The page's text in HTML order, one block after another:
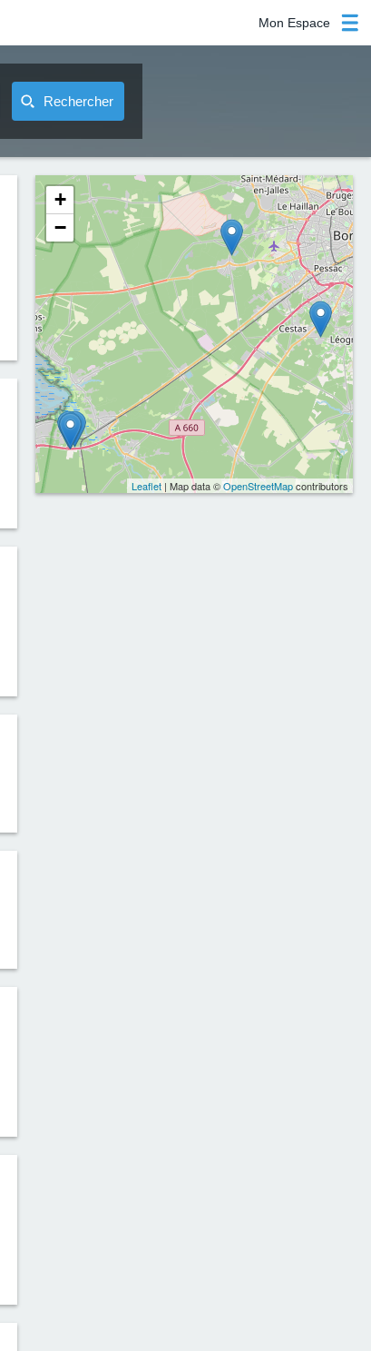
Mon Espace
Rechercher
+
−
Leaflet| Map data ©OpenStreetMapcontributors